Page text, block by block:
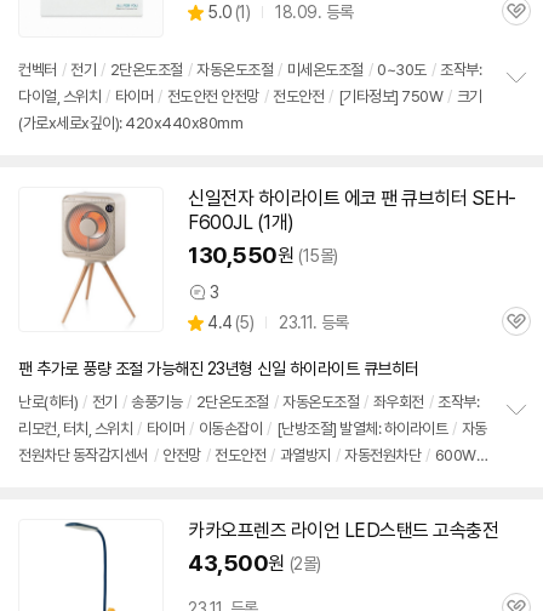
별
5.0 (상
리
뷰
1) 18.09. 등록
관
컨벡터 / 전기 / 2단온도조절 / 자동온도조절 / 미세온도조절 / 0~30도 / 조작부:
다이얼, 스위치 / 타이머 / 전도안전 안전망 / 전도안전 / [기타정보] 750W / 크기
(가로x세로x깊이): 420x440x80mm
신일전자 하이라이트 에코 팬 큐브히터 SEH-
F600JL (1개)
130,550원 (15몰)
상
품
견
3
별
점
4.4 (상
리
뷰
5) 23.11. 등록
관
팬 추가로 풍량 조절 가능해진 23년형 신일 하이라이트 큐브히터
난로(히터) / 전기 / 송풍기능 / 2단온도조절 / 자동온도조절 / 좌우회전 / 조작부:
리모컨, 터치, 스위치 / 타이머 / 이동손잡이 / [난방조절] 발열체: 하이라이트 / 자동
전원차단 동작감지센서 / 안전망 / 전도안전 / 과열방지 / 자동전원차단 / 600W
카카오프렌즈 라이언 LED스탠드 고속충전
43,500원 (2몰)